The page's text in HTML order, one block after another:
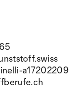
a17202209